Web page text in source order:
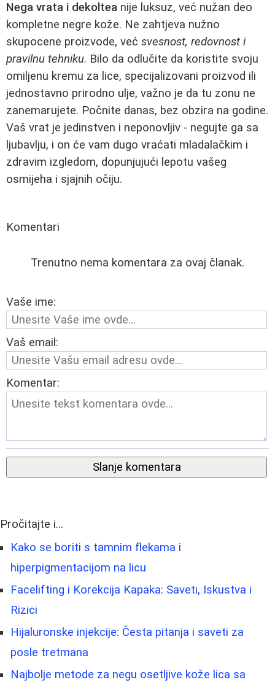
Nega vrata i dekoltea nije luksuz, već nužan deo
kompletne negre kože. Ne zahtjeva nužno
skupocene proizvode, već svesnost, redovnost i
pravilnu tehniku. Bilo da odlučite da koristite svoju
omiljenu kremu za lice, specijalizovani proizvod ili
jednostavno prirodno ulje, važno je da tu zonu ne
zanemarujete. Počnite danas, bez obzira na godine.
Vaš vrat je jedinstven i neponovljiv - negujte ga sa
ljubavlju, i on će vam dugo vraćati mladalačkim i
zdravim izgledom, dopunjujući lepotu vašeg
osmijeha i sjajnih očiju.
Komentari
Trenutno nema komentara za ovaj članak.
Vaše ime:
Vaš email:
Komentar:
Slanje komentara
Pročitajte i...
Kako se boriti s tamnim flekama i
hiperpigmentacijom na licu
Facelifting i Korekcija Kapaka: Saveti, Iskustva i
Rizici
Hijaluronske injekcije: Česta pitanja i saveti za
posle tretmana
Najbolje metode za negu osetljive kože lica sa